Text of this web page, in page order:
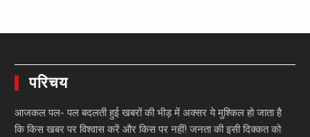
परिचय
आजकल पल- पल बदलती हुई खबरों की भीड़ में अक्सर ये मुश्किल हो जाता है
कि किस खबर पर विश्वास करें और किस पर नहीं! जनता की इसी दिक्कत को